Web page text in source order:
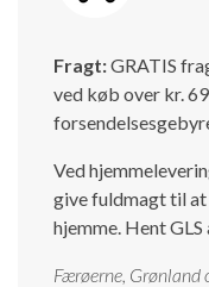
Fragt:GRATIS
ved køb over kr.
Ved
give fuldmagt til at
hjemme. Hent GLS
Færøerne, Grønland